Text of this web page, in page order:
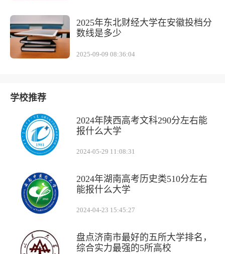
2025年东北财经大学在安徽投档分
数线是多少
2025-09-09 08:36:04
学校推荐
2024年陕西高考文科290分左右能
报什么大学
2024-05-29 11:08:31
2024年湖南高考历史类510分左右
能报什么大学
2024-04-23 15:45:27
盘点济南市最好的五所大学排名，
综合实力最强的5所高校